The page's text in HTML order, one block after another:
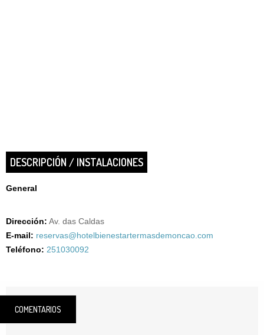
DESCRIPCIÓN / INSTALACIONES
General
Dirección: Av. das Caldas
E-mail: reservas@hotelbienestartermasdemoncao.com
Teléfono: 251030092
COMENTARIOS